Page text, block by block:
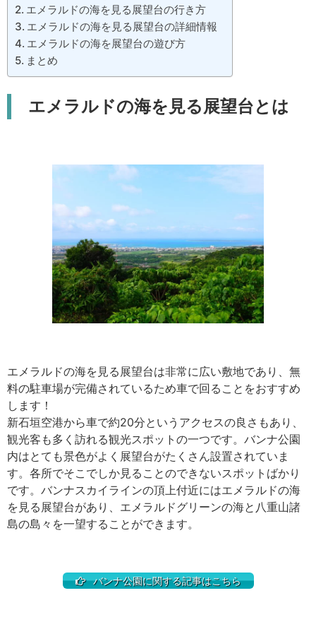
エメラルドの海を見る展望台の行き方
エメラルドの海を見る展望台の詳細情報
エメラルドの海を展望台の遊び方
まとめ
エメラルドの海を見る展望台とは
エメラルドの海を見る展望台は非常に広い敷地であり、無
料の駐車場が完備されているため車で回ることをおすすめ
します！
新石垣空港から車で約20分というアクセスの良さもあり、
観光客も多く訪れる観光スポットの一つです。バンナ公園
内はとても景色がよく展望台がたくさん設置されていま
す。各所でそこでしか見ることのできないスポットばかり
です。バンナスカイラインの頂上付近にはエメラルドの海
を見る展望台があり、エメラルドグリーンの海と八重山諸
島の島々を一望することができます。
バンナ公園に関する記事はこちら